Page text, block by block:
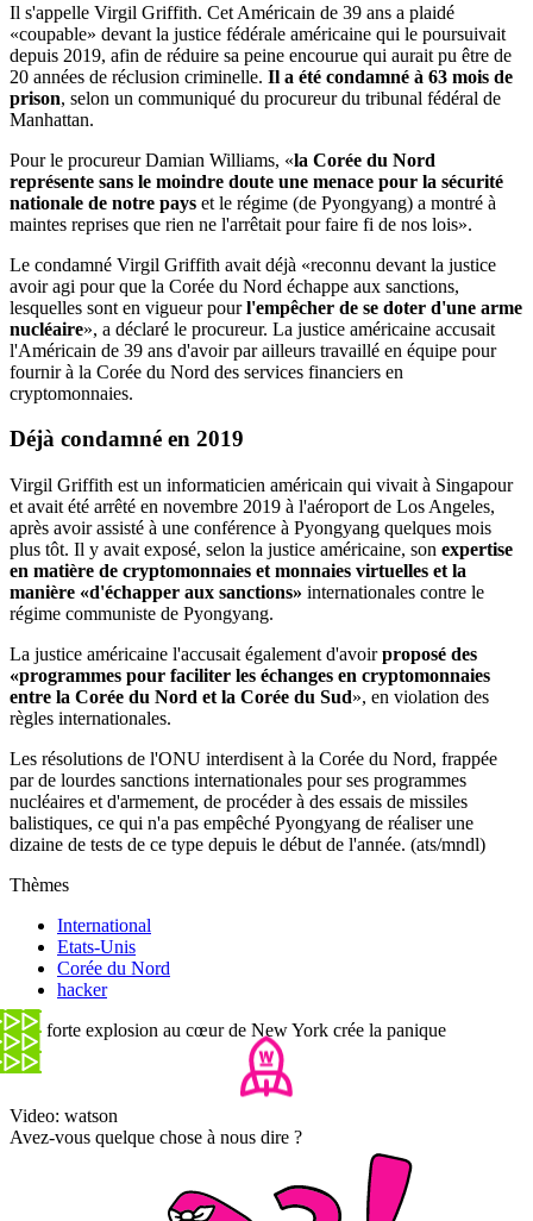
Il s'appelle Virgil Griffith. Cet Américain de 39 ans a plaidé
«coupable» devant la justice fédérale américaine qui le poursuivait
depuis 2019, afin de réduire sa peine encourue qui aurait pu être de
20 années de réclusion criminelle. Il a été condamné à 63 mois de
prison, selon un communiqué du procureur du tribunal fédéral de
Manhattan.
Pour le procureur Damian Williams, «la Corée du Nord
représente sans le moindre doute une menace pour la sécurité
nationale de notre pays et le régime (de Pyongyang) a montré à
maintes reprises que rien ne l'arrêtait pour faire fi de nos lois».
Le condamné Virgil Griffith avait déjà «reconnu devant la justice
avoir agi pour que la Corée du Nord échappe aux sanctions,
lesquelles sont en vigueur pourl'empêcher de se doter d'une arme
nucléaire», a déclaré le procureur. La justice américaine accusait
l'Américain de 39 ans d'avoir par ailleurs travaillé en équipe pour
fournir à la Corée du Nord des services financiers en
cryptomonnaies.
Déjà condamné en 2019
Virgil Griffith est un informaticien américain qui vivait à Singapour
et avait été arrêté en novembre 2019 à l'aéroport de Los Angeles,
après avoir assisté à une conférence à Pyongyang quelques mois
plus tôt. Il y avait exposé, selon la justice américaine, son expertise
en matière de cryptomonnaies et monnaies virtuelles et la
manière «d'échapper aux sanctions» internationales contre le
régime communiste de Pyongyang.
La justice américaine l'accusait également d'avoirproposé des
«programmes pour faciliter les échanges en cryptomonnaies
entre la Corée du Nord et la Corée du Sud», en violation des
règles internationales.
Les résolutions de l'ONU interdisent à la Corée du Nord, frappée
par de lourdes sanctions internationales pour ses programmes
nucléaires et d'armement, de procéder à des essais de missiles
balistiques, ce qui n'a pas empêché Pyongyang de réaliser une
dizaine de tests de ce type depuis le début de l'année. (ats/mndl)
Thèmes
International
Etats-Unis
Corée du Nord
hacker
Une forte explosion au cœur de New York crée la panique
Video: watson
Avez-vous quelque chose à nous dire ?